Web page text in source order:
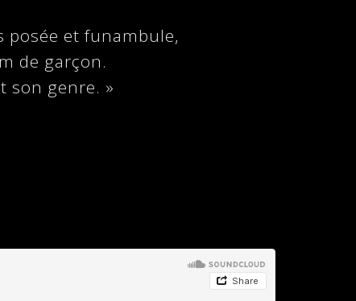
posée et funambule,
de garçon.
son genre. »